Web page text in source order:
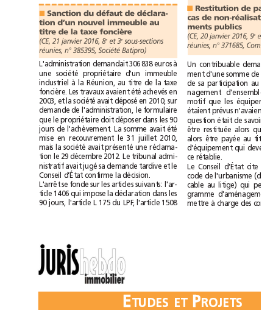
Sanction du défaut de
déclara-
tion
d’un nouvel immeuble au
titre de la taxe foncière
(CE, 21janvier2016, 8e et3e
sous-sections
réunies,
n°385395, Société Batipro)
L'administration demandait 306838eurosà
une société propriétaire d'un immeuble
industriel à la Réunion, au titre de la taxe
foncière. Les travaux avaient été achevés en
2003, et la société avait déposé en 2010,
sur
demande
de l'administration, le formulaire
que le propriétaire doit déposer dans les 90
jours de l'achèvement. La somme avait
été
mise
en recouvrement le 31juillet
2010,
mais la société avait présenté une
réclama-
tion le 29décembre 2012. Le admi-
nistratif avait jugé sa demande tardive et le
d’État confirme la
décision.
L'arrêt se fonde sur les articles suivants:
l'ar-
ticle
1406 qui impose la déclaration dans
les
90
jours, l'article L 175 du LPF, l'article 1508
Restitution de
cas de
ments
publics
(CE, 20janvier2016, 9e
réunies, n°371685,
Un
contribuable
ment
d'une somme de
de sa participation au
nagement
d'ensemble
motif
que
les
étaient
prévus
question
était de savoir
être restituée alors
alors être payée au
d'équipement
qui
ce
rétablie.
Le
d’État cite
code de l'urbanisme
cable au litige)
qui
gramme
mettre à charge des
E TUDESET P ROJETS